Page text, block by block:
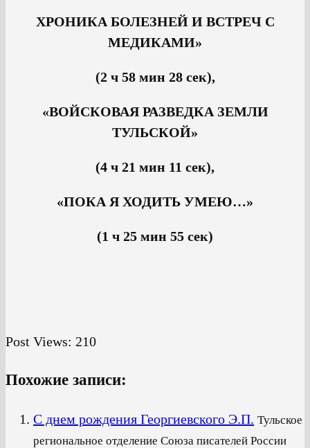
ХРОНИКА БОЛЕЗНЕЙ И ВСТРЕЧ С
МЕДИКАМИ»
(2 ч 58 мин 28 сек),
«ВОЙСКОВАЯ РАЗВЕДКА ЗЕМЛИ
ТУЛЬСКОЙ»
(4 ч 21 мин 11 сек),
«ПОКА Я ХОДИТЬ УМЕЮ…»
(1 ч 25 мин 55 сек)
Post Views: 210
Похожие записи:
С днем рождения Георгиевского Э.П. Тульское
региональное отделение Союза писателей России